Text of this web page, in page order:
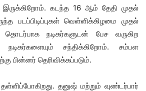
இருக்கிறோம். கடந்த 16 ஆம் தேதி முதல்
படப்பிடிப்புகள் வெள்ளிக்கிழமை முதல்
நடிகர்களுடன் பேச வருகிற
சந்திக்கிறோம். சம்பள
பின்னர் தெரிவிக்கப்படும்.
தனுஷ் மற்றும் வுண்டர்பார்